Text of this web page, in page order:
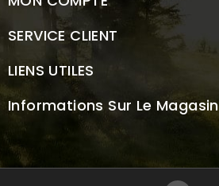
SERVICE CLIENT
LIENS UTILES
Informations Sur Le Magasin